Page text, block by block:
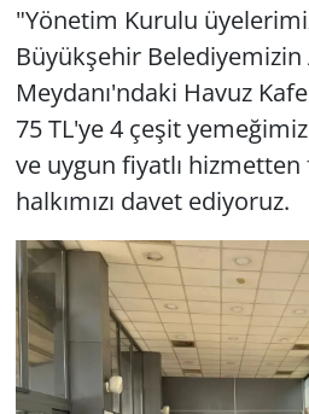
"Yönetim Kurulu
Büyükşehir
Meydanı'ndaki Havuz
75 TL'ye 4 çeşit
ve uygun fiyatlı
halkımızı davet ediyoruz.